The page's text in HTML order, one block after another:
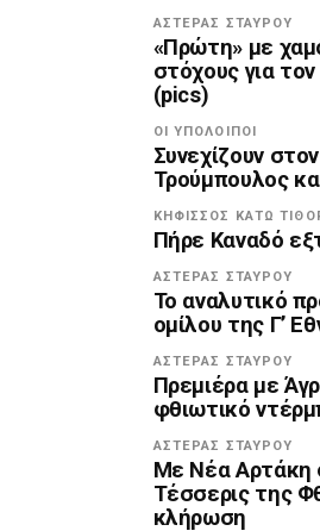
ΑΣΤΈΡΑΣ ΣΤΑΥΡΟΎ
«Πρώτη» με
στόχους για
(pics)
ΟΙ ΥΠΌΛΟΙΠΟΙ
Συνεχίζουν
Τρούμπουλος
ΚΗΦΙΣΣΌΣ ΚΆΤΩ
Πήρε Καναδό
ΑΣΤΈΡΑΣ ΣΤΑΥΡΟΎ
Το αναλυτικό
ομίλου της Γ’
ΑΣΤΈΡΑΣ ΣΤΑΥΡΟΎ
Πρεμιέρα με
φθιωτικό
ΑΣΤΈΡΑΣ ΣΤΑΥΡΟΎ
Με Νέα Αρτάκη
Τέσσερις της
κλήρωση